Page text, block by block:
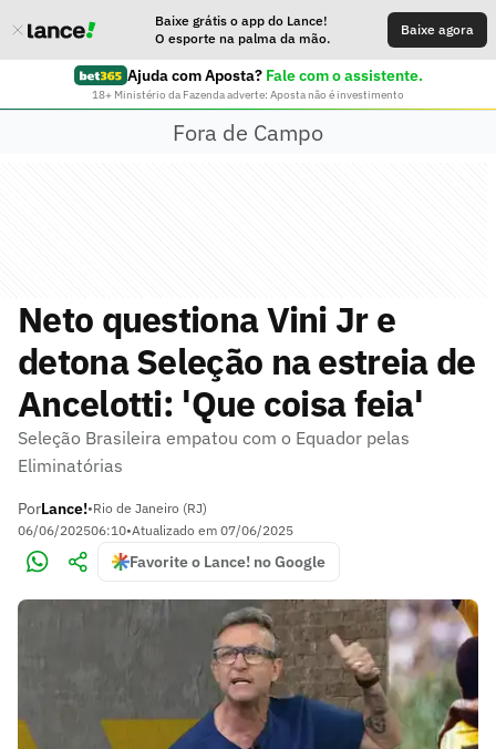
Baixe grátis o app do Lance!
O esporte na palma da mão.
Baixe agora
Ajuda com Aposta? Fale com o assistente.
18+ Ministério da Fazenda adverte: Aposta não é investimento
Fora de Campo
Neto questiona Vini Jr e
detona Seleção na estreia de
Ancelotti: 'Que coisa feia'
Seleção Brasileira empatou com o Equador pelas
Eliminatórias
PorLance!•Rio de Janeiro (RJ)
06/06/202506:10•Atualizado em 07/06/2025
Favorite o Lance! no Google